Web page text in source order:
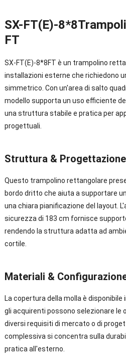
SX-FT(E)-
FT
SX-FT(E)-8*8FT è un trampolino
installazioni esterne che richiedono
simmetrico. Con un'area di salto
modello supporta un uso efficiente
una struttura stabile e pratica per
progettuali.
Struttura &
Questo trampolino rettangolare
bordo dritto che aiuta a supportare
una chiara pianificazione del layout.
sicurezza di 183 cm fornisce
rendendo la struttura adatta ad
cortile.
Materiali &
La copertura della molla è disponibile
gli acquirenti possono selezionare le
diversi requisiti di mercato o di
complessiva si concentra sulla
pratica all'esterno.